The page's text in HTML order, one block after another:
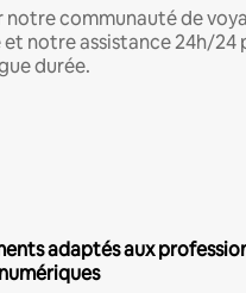
notre communauté de
notre assistance 24h/24
durée.
adaptés aux